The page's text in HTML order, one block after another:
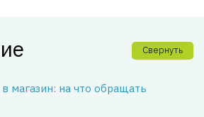
Свернуть
магазин: на что обращать